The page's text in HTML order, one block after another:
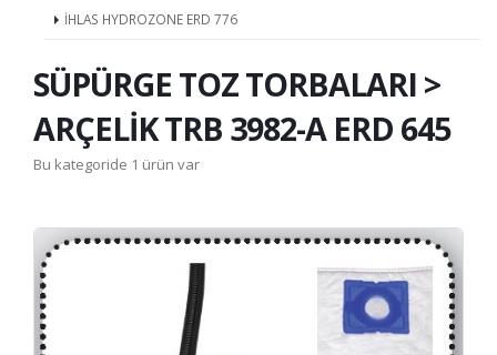
İHLAS HYDROZONE ERD 776
SÜPÜRGE TOZ TORBALARI >
ARÇELİK TRB 3982-A ERD 645
Bu kategoride 1 ürün var